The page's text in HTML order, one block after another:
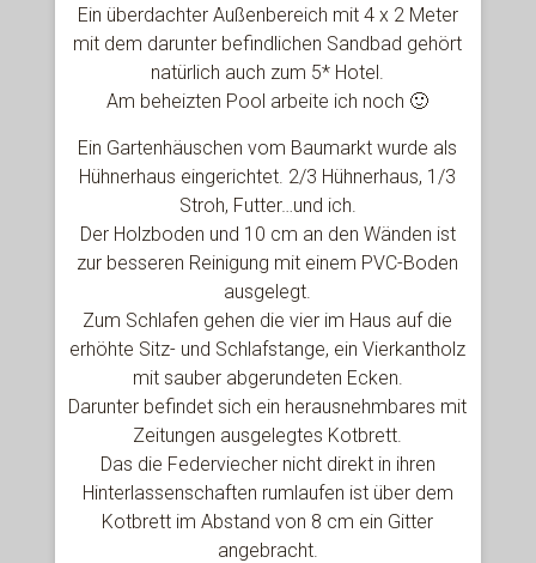
Ein überdachter Außenbereich mit 4 x 2 Meter
mit dem darunter befindlichen Sandbad gehört
natürlich auch zum 5* Hotel.
Am beheizten Pool arbeite ich noch 🙂
Ein Gartenhäuschen vom Baumarkt wurde als
Hühnerhaus eingerichtet. 2/3 Hühnerhaus, 1/3
Stroh, Futter…und ich.
Der Holzboden und 10 cm an den Wänden ist
zur besseren Reinigung mit einem PVC-Boden
ausgelegt.
Zum Schlafen gehen die vier im Haus auf die
erhöhte Sitz- und Schlafstange, ein Vierkantholz
mit sauber abgerundeten Ecken.
Darunter befindet sich ein herausnehmbares mit
Zeitungen ausgelegtes Kotbrett.
Das die Federviecher nicht direkt in ihren
Hinterlassenschaften rumlaufen ist über dem
Kotbrett im Abstand von 8 cm ein Gitter
angebracht.